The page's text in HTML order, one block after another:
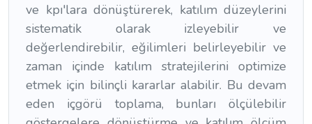
ve kpı'lara dönüştürerek, katılım düzeylerini
sistematik olarak izleyebilir ve
değerlendirebilir, eğilimleri belirleyebilir ve
zaman içinde katılım stratejilerini optimize
etmek için bilinçli kararlar alabilir. Bu devam
eden içgörü toplama, bunları ölçülebilir